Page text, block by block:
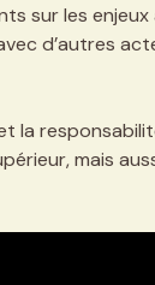
sur les
d’autres
la
mais